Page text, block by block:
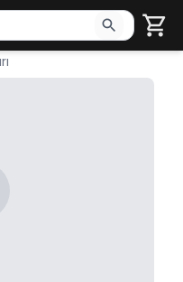
yazın. Göndərmək